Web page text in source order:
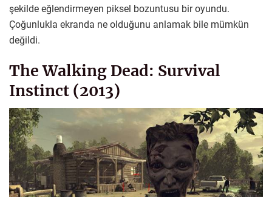
şekilde eğlendirmeyen piksel bozuntusu bir oyundu.
Çoğunlukla ekranda ne olduğunu anlamak bile mümkün
değildi.
The Walking Dead: Survival
Instinct (2013)